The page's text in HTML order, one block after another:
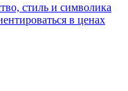
стиль и символика
в ценах